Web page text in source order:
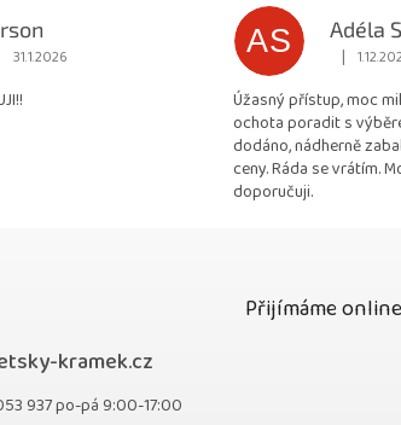
obchodu je 5 z 5 hvězdiček.
31.1.2026 AS
Adéla
|
Úžasný přístup, moc
ochota poradit s
dodáno, nádherně
ceny. Ráda se vrátím.
doporučuji.
kramek.cz
937 po-pá 9:00-17:00
Přijímáme